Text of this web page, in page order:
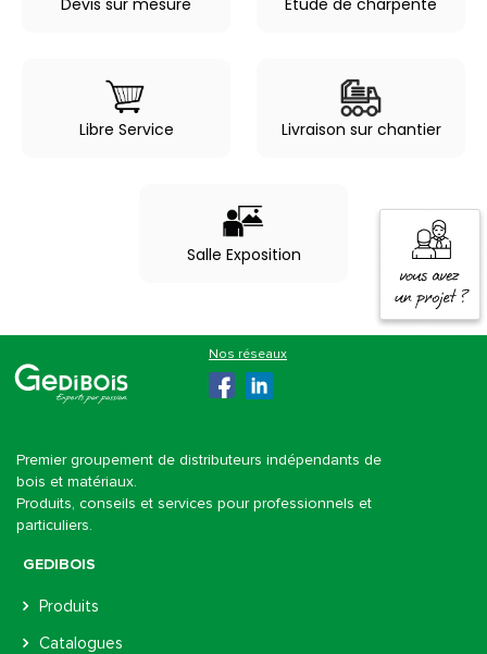
Devis sur mesure Etude de charpente
Libre Service Livraison sur chantier
Salle Exposition
Premier groupement de distributeurs indépendants de
bois et matériaux.
Produits, conseils et services pour professionnels et
particuliers.
GEDIBOIS
Produits
Catalogues